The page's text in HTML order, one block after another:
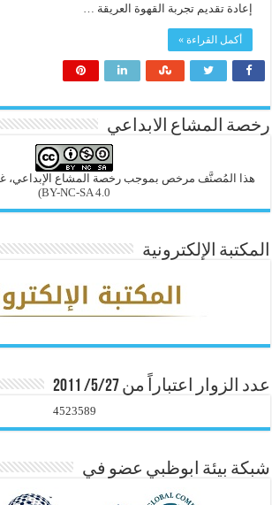
إعادة تقديم تجربة القهوة العريقة …
أكمل القراءة »
رخصة المشاع الابداعي
هذا المُصنَّف مرخص بموجب رخصة المشاع الإبداعي، غير
BY-NC-SA 4.0)
المكتبة الإلكترونية
عدد الزوار اعتباراً من 5/27/ 2011
4523589
شبكة بيئة ابوظبي عضو في